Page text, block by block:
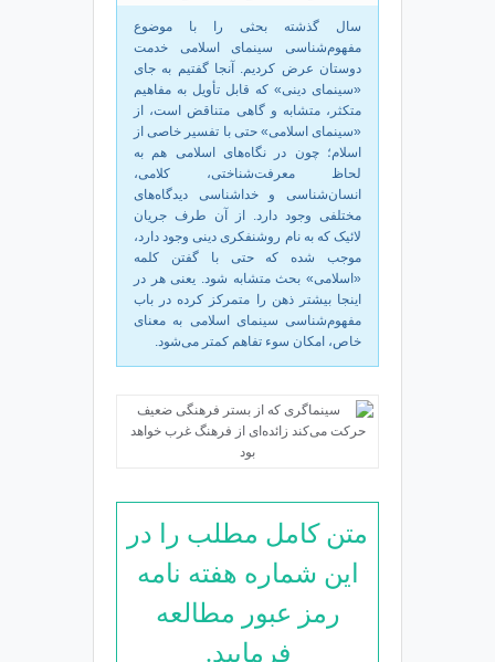
سال گذشته بحثی را با موضوع
مفهوم‌شناسی سینمای اسلامی خدمت
دوستان عرض کردیم. آنجا گفتیم به جای
«سینمای دینی» که قابل تأویل به مفاهیم
متکثر، متشابه و گاهی متناقض است، از
«سینمای اسلامی» حتی با تفسیر خاصی از
اسلام؛ چون در نگاه‌های اسلامی هم به
لحاظ معرفت‌شناختی، کلامی،
انسان‌شناسی و خداشناسی دیدگاه‌های
مختلفی وجود دارد. از آن طرف جریان
لائیک که به نام روشنفکری دینی وجود دارد،
موجب شده که حتی با گفتن کلمه‌
«اسلامی» بحث متشابه شود. یعنی هر در
اینجا بیشتر ذهن را متمرکز کرده در باب
مفهوم‌شناسی سینمای اسلامی به معنای
خاص، امکان سوء تفاهم کمتر می‌شود.
متن کامل مطلب را در
این شماره هفته نامه
رمز عبور مطالعه
فرمایید.